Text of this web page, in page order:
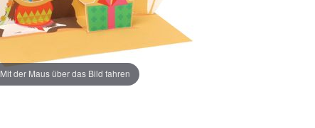
Mit der Maus über das Bild fahren